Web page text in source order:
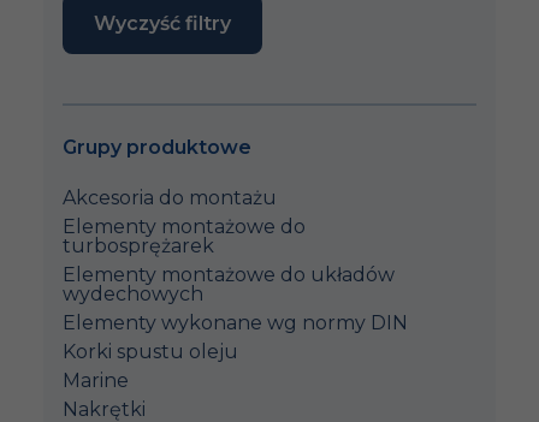
Wyczyść filtry
Grupy produktowe
Akcesoria do montażu
Elementy montażowe do
turbosprężarek
Elementy montażowe do układów
wydechowych
Elementy wykonane wg normy DIN
Korki spustu oleju
Marine
Nakrętki